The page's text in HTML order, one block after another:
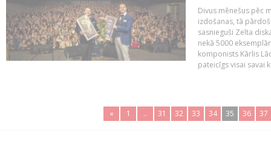
Divus mēnešus pēc
izdošanas, tā
sasnieguši Zelta
nekā 5000
komponists Kārlis
pateicīgs visai savai
« 1 .. 31 32 33 34 35 36 37